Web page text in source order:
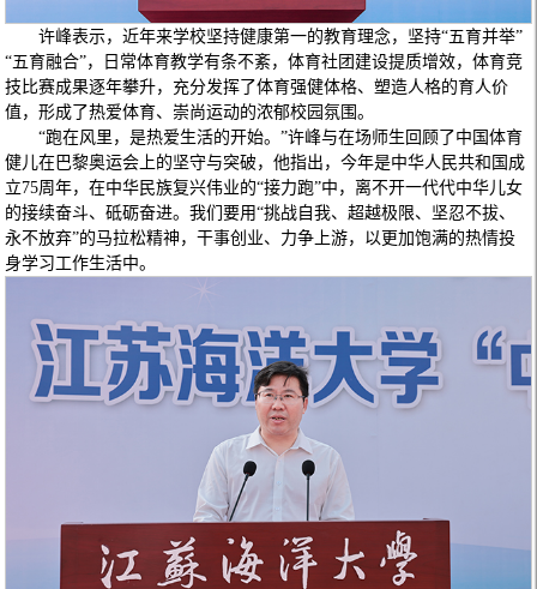
许峰表示，近年来学校坚持健康第一的教育理念，坚持“五育并举”
“五育融合”，日常体育教学有条不紊，体育社团建设提质增效，体育竞
技比赛成果逐年攀升，充分发挥了体育强健体格、塑造人格的育人价
值，形成了热爱体育、崇尚运动的浓郁校园氛围。
“跑在风里，是热爱生活的开始。”许峰与在场师生回顾了中国体育
健儿在巴黎奥运会上的坚守与突破，他指出，今年是中华人民共和国成
立75周年，在中华民族复兴伟业的“接力跑”中，离不开一代代中华儿女
的接续奋斗、砥砺奋进。我们要用“挑战自我、超越极限、坚忍不拔、
永不放弃”的马拉松精神，干事创业、力争上游，以更加饱满的热情投
身学习工作生活中。